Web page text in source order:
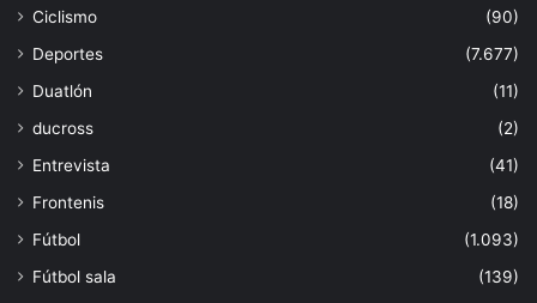
Ciclismo
(90)
Deportes
(7.677)
Duatlón
(11)
ducross
(2)
Entrevista
(41)
Frontenis
(18)
Fútbol
(1.093)
Fútbol sala
(139)